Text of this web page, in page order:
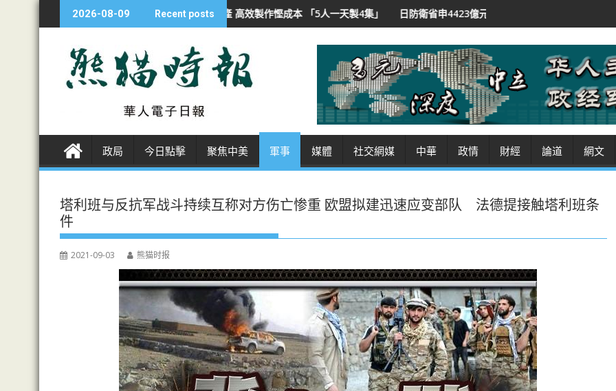
k
e
2026-08-09 Recent posts
劇狂潮 衝擊傳統影視生產 高效製作慳成本 「5人一天製4集」 日防衛省申4423億元預算 破紀錄 美媒：參聯會主席認須尋伊戰「退場方
政局 今日點擊 聚焦中美 軍事 媒體 社交網媒 中華 政情 財經 論道 網文
塔利班与反抗军战斗持续互称对方伤亡惨重 欧盟拟建迅速应变部队 法德提接触塔利班条
件
2021-09-03 熊猫时报